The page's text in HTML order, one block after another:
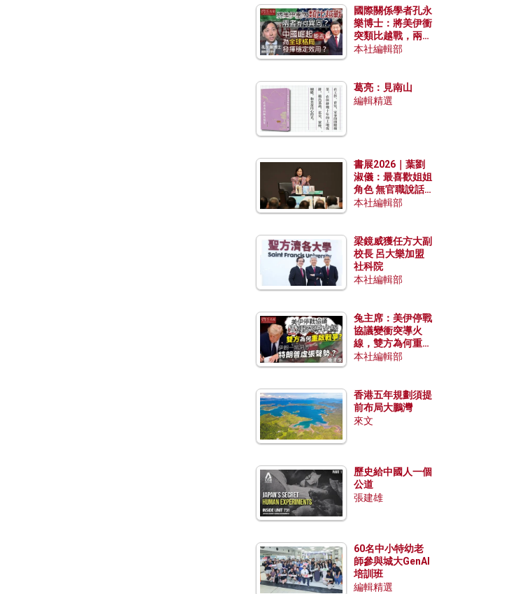
國際關係學者孔永
樂博士：將美伊衝
突類比越戰，兩者
有何異同？中國崛
本社編輯部
葛亮：見南山
編輯精選
書展2026｜葉劉
淑儀：最喜歡姐姐
角色 無官職說話
包袱少
本社編輯部
梁鏡威獲任方大副
校長 呂大樂加盟
社科院
本社編輯部
兔主席：美伊停戰
協議變衝突導火
線，雙方為何重啟
戰爭？伊朗一早洞
本社編輯部
香港五年規劃須提
前布局大鵬灣
來文
歷史給中國人一個
公道
張建雄
60名中小特幼老
師參與城大GenAI
培訓班
編輯精選